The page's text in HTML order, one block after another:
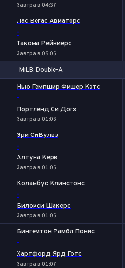
Завтра в 04:37
Лас Вегас Авиаторс
-
Такома Рейниерс
Завтра в 05:05
MiLB. Double-A
Нью Гемпшир Фишер Кэтс
-
Портленд Си Догз
Завтра в 01:03
Эри СиВулвз
-
Алтуна Керв
Завтра в 01:05
Коламбус Клинстонс
-
Билокси Шакерс
Завтра в 01:05
Бингемтон Рамбл Понис
-
Хартфорд Ярд Готс
Завтра в 01:07